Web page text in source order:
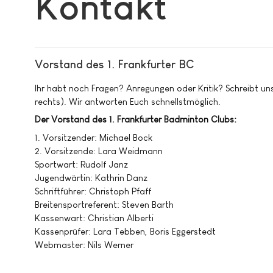
Vorstand des 1. Frankfurter BC
Ihr habt noch Fragen? Anregungen oder Kritik? Schreibt
rechts). Wir antworten Euch schnellstmöglich.
Der Vorstand des 1. Frankfurter Badminton Clubs:
1. Vorsitzender: Michael Bock
2. Vorsitzende: Lara Weidmann
Sportwart: Rudolf Janz
Jugendwärtin: Kathrin Danz
Schriftführer: Christoph Pfaff
Breitensportreferent: Steven Barth
Kassenwart: Christian Alberti
Kassenprüfer: Lara Tebben, Boris Eggerstedt
Webmaster: Nils Werner